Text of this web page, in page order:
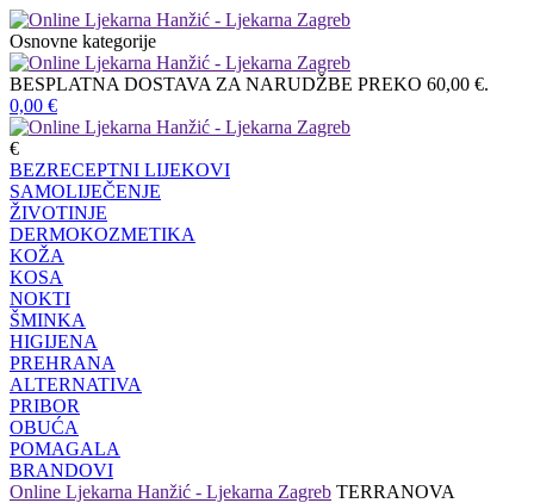
Osnovne kategorije
BESPLATNA DOSTAVA ZA NARUDŽBE PREKO 60,00 €.
0,00 €
€
BEZRECEPTNI LIJEKOVI
SAMOLIJEČENJE
ŽIVOTINJE
DERMOKOZMETIKA
KOŽA
KOSA
NOKTI
ŠMINKA
HIGIJENA
PREHRANA
ALTERNATIVA
PRIBOR
OBUĆA
POMAGALA
BRANDOVI
Online Ljekarna Hanžić - Ljekarna Zagreb TERRANOVA